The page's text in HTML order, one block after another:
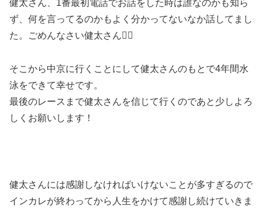
健太さん、1番最初電話でお話をした時は誰なのかも知ら
ず、何を言ってるのかもよく分かってないなか話してまし
た。ごめんなさい健太さん🙇‍♂️
そこから中京に行くことにして健太さんのもとで4年間水
泳をできて幸せです。
最後のレースまで健太さんを信じて行くのであと少しよろ
しくお願いします！
健太さんには感謝しなければいけないことが多すぎるので
インカレが終わってから人生をかけて感謝し続けていきま